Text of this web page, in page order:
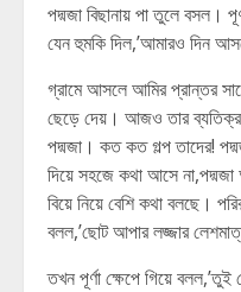
পদ্মজা বিছানায় পা তুলে বসল।
যেন হুমকি দিল,’আমারও দিন
গ্রামে আসলে আমির প্রান্তর
ছেড়ে দেয়। আজও তার
পদ্মজা। কত কত গল্প তাদের!
দিয়ে সহজে কথা আসে
বিয়ে নিয়ে বেশি কথা বলছে।
বলল,’ছোট আপার লজ্জার
তখন পূর্ণা ক্ষেপে গিয়ে বলল,’তুই